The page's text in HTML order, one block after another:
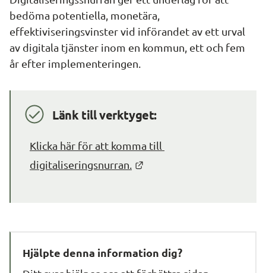
bedöma potentiella, monetära,
effektiviseringsvinster vid införandet av ett urval
av digitala tjänster inom en kommun, ett och fem
år efter implementeringen.
Länk till verktyget:
Klicka här för att komma till
digitaliseringsnurran.
Hjälpte denna information dig?